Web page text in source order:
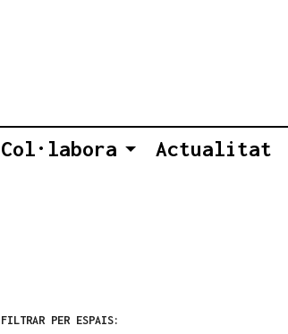
Col·labora Actualitat
FILTRAR PER ESPAIS: